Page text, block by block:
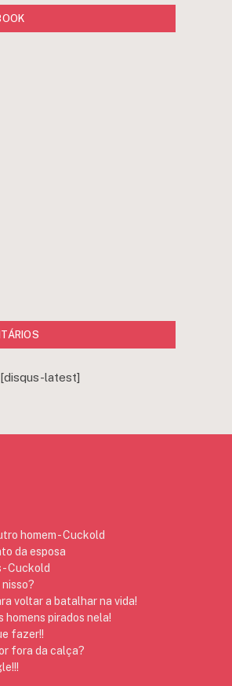
[disqus-latest]
homem - Cuckold
da esposa
Cuckold
voltar a batalhar na vida!
homens pirados nela!
fazer!!
fora da calça?